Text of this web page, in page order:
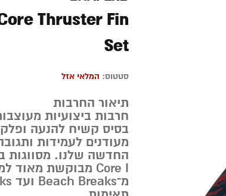
Thruster Fin
Set
סטטוס: המלאי אזל
תיאור החרבות
בסיס קשיח להנעה
מעודנים לעמידות
החדשה שלנו. מסווגות
Core I מבוקשת מאוד
מ־Beach Breaks ועד Point Breaks.